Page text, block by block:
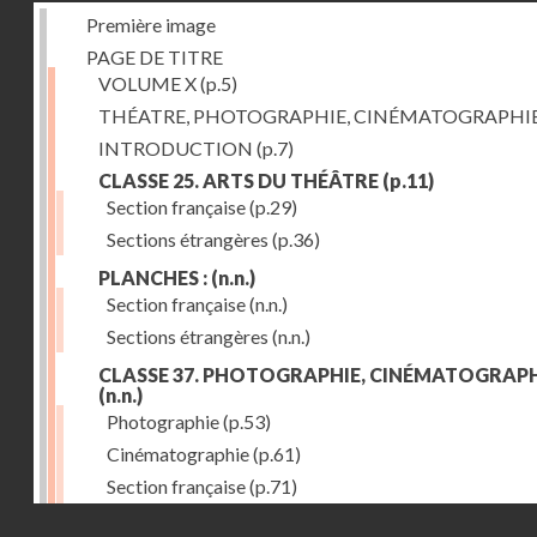
Première image
PAGE DE TITRE
VOLUME X(p.5)
THÉATRE, PHOTOGRAPHIE,
INTRODUCTION (p.7)
CLASSE 25. ARTS DU THÉÂTRE (p.11)
Section française(p.29)
Sections étrangères (p.36)
PLANCHES : (n.n.)
Section française(n.n.)
Sections étrangères (n.n.)
CLASSE 37. PHOTOGRAPHIE,
(n.n.)
Photographie(p.53)
Cinématographie(p.61)
Section française(p.71)